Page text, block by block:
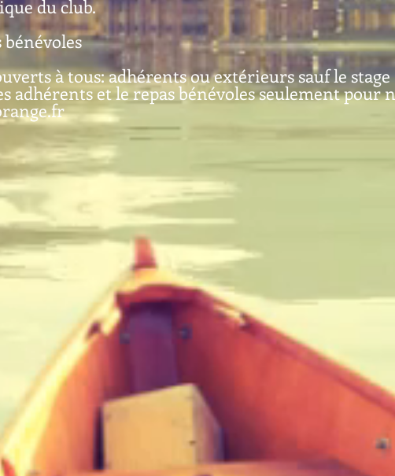
du club.
bénévoles
à tous: adhérents ou extérieurs sauf le stage
adhérents et le repas bénévoles seulement pour